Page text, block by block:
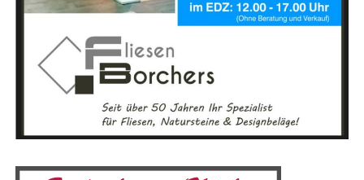
Begib dich auf eine Ent­de­ckungs­rei­se, die dir nicht nur
neu­es Wis­sen ver­mit­telt, son­dern auch dein spi­ri­tu­el­les
Bewusst­sein erwei­tert. Besu­che unser Lese­r­ECHO-Eso­
te­rik-Por­tal und fin­de dei­ne Quel­le der Inspi­ra­ti­on!
Gemein­sam kön­nen wir die Magie der Eso­te­rik erle­ben
und eine tie­fe­re Ver­bin­dung zu uns selbst und der Welt
um uns her­um aufbauen.
ent­de­cken kön­nen. Von Bau­un­ter­neh­men über Hand­
werks­be­trie­be bis hin zu Spe­zia­lis­ten für ener­ge­ti­sche
Sanie­run­gen – die Bau­mes­se bie­tet für jeden Bau­in­ter­es­
sier­ten und Heim­wer­ker das pas­sen­de Ange­bot. Der
direk­te Aus­tausch mit Fach­leu­ten und das Ein­ho­len ers­
ter Ange­bo­te machen die Mes­se beson­ders attrak­tiv, vor
allem in einer so gro­ßen Regi­on wie dem Emsland.
Mit einer Aus­stel­lungs­flä­che von 5.000 Qua­drat­me­tern